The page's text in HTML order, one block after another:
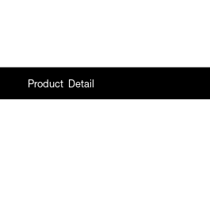
Product Detail